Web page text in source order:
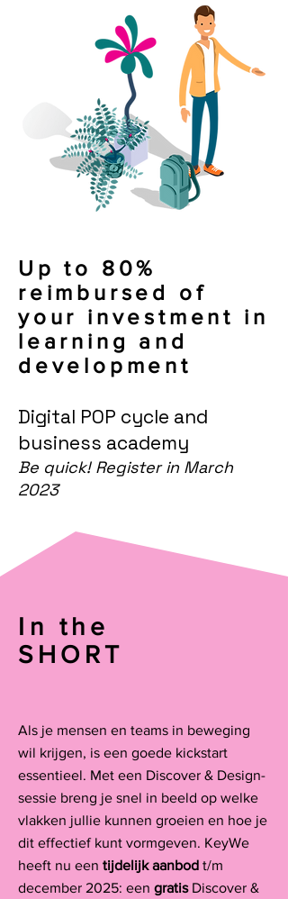
Up to 80%
reimbursed of
your investment in
learning and
development
Digital POP cycle and
business academy
Be quick! Register in March
2023
In the
SHORT
Als je mensen en teams in beweging
wil krijgen, is een goede kickstart
essentieel. Met een Discover & Design-
sessie breng je snel in beeld op welke
vlakken jullie kunnen groeien en hoe je
dit effectief kunt vormgeven. KeyWe
heeft nu een tijdelijk aanbod t/m
december 2025: een gratis Discover &